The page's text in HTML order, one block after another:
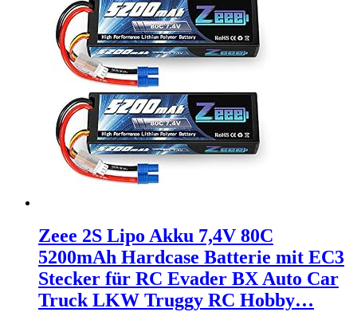
Zeee 2S Lipo Akku 7,4V 80C
5200mAh Hardcase Batterie mit EC3
Stecker für RC Evader BX Auto Car
Truck LKW Truggy RC Hobby…